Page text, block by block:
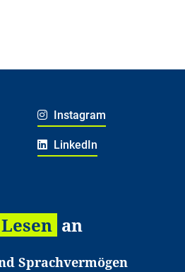
Instagram
LinkedIn
Lesen an
Sprachvermögen